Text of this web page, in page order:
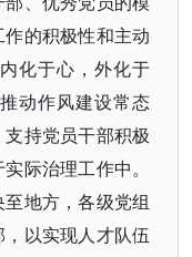
的积极性和主动
化于心，外化于
动作风建设常态
持党员干部积极
际治理工作中。
地方，各级党组
以实现人才队伍